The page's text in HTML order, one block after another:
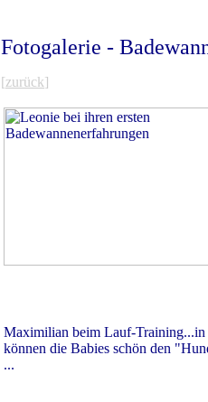
Fotogalerie -
[zurück]
Maximilian beim Lauf-Training...in
können die Babies schön den
...